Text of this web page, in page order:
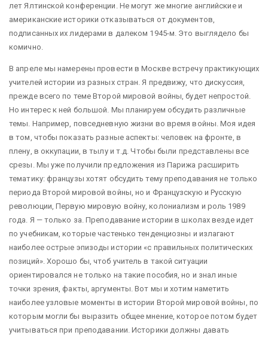
лет Ялтинской конференции. Не могут же многие английские и
американские историки отказываться от документов,
подписанных их лидерами в далеком 1945-м. Это выглядело бы
комично.
В апреле мы намерены провести в Москве встречу практикующих
учителей истории из разных стран. Я предвижу, что дискуссия,
прежде всего по теме Второй мировой войны, будет непростой.
Но интерес к ней большой. Мы планируем обсудить различные
темы. Например, повседневную жизни во время войны. Моя идея
в том, чтобы показать разные аспекты: человек на фронте, в
плену, в оккупации, в тылу и т.д. Чтобы были представлены все
срезы. Мы уже получили предложения из Парижа расширить
тематику: французы хотят обсудить тему преподавания не только
периода Второй мировой войны, но и Французскую и Русскую
революции, Первую мировую войну, колониализм и роль 1989
года. Я — только за. Преподавание истории в школах везде идет
по учебникам, которые частенько тенденциозны и излагают
наиболее острые эпизоды истории «с правильных политических
позиций». Хорошо бы, чтоб учитель в такой ситуации
ориентировался не только на такие пособия, но и знал иные
точки зрения, факты, аргументы. Вот мы и хотим наметить
наиболее узловые моменты в истории Второй мировой войны, по
которым могли бы выразить общее мнение, которое потом будет
учитываться при преподавании. Историки должны давать